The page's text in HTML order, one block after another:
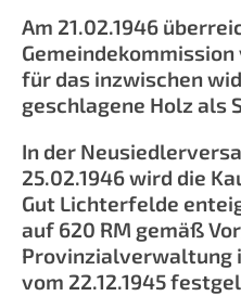
Am 21.02.1946
für das inzwischen
geschlagene Holz als
In der
25.02.1946 wird die
Gut Lichterfelde
auf 620 RM gemäß
Provinzialverwaltung
vom 22.12.1945